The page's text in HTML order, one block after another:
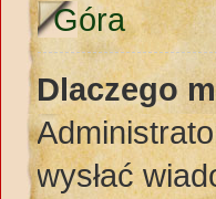
Góra
Dlaczego
wysłać